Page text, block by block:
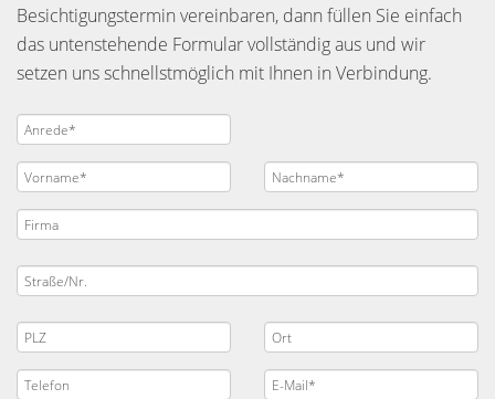
Besichtigungstermin vereinbaren, dann füllen Sie einfach
das untenstehende Formular vollständig aus und wir
setzen uns schnellstmöglich mit Ihnen in Verbindung.